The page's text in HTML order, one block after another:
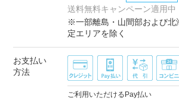
送料無料キャンペーン適用中
※一部離島・山間部および北
定エリアを除く
お支払い
方法
ご利用いただけるPay払い